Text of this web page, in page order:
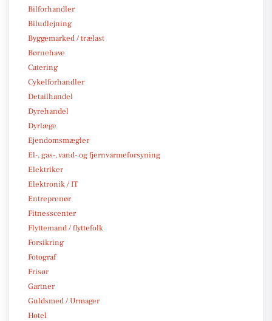
Bilforhandler
Biludlejning
Byggemarked / trælast
Børnehave
Catering
Cykelforhandler
Detailhandel
Dyrehandel
Dyrlæge
Ejendomsmægler
El-, gas-, vand- og fjernvarmeforsyning
Elektriker
Elektronik / IT
Entreprenør
Fitnesscenter
Flyttemand / flyttefolk
Forsikring
Fotograf
Frisør
Gartner
Guldsmed / Urmager
Hotel